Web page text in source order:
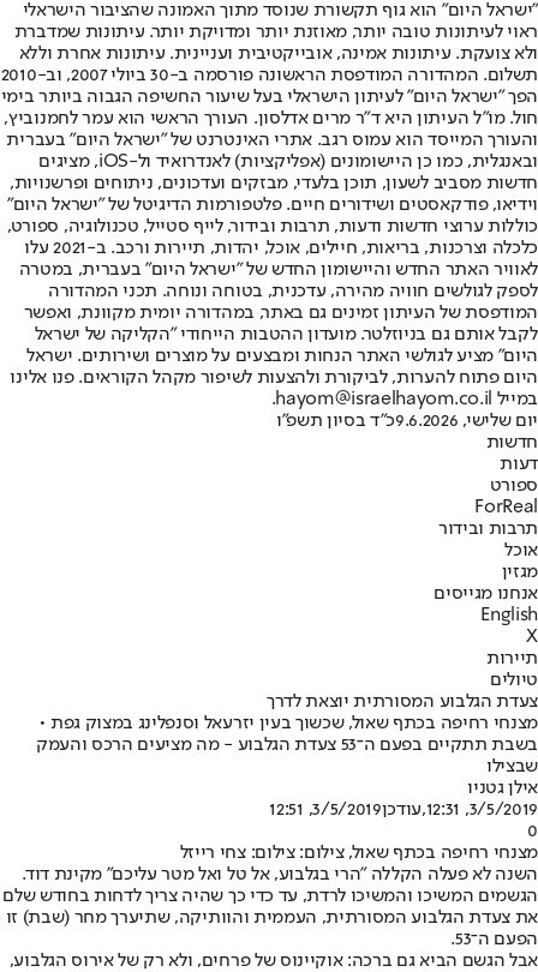
"ישראל היום" הוא גוף תקשורת שנוסד מתוך האמונה שהציבור הישראלי
ראוי לעיתונות טובה יותר, מאוזנת יותר ומדויקת יותר. עיתונות שמדברת
ולא צועקת. עיתונות אמינה, אובייקטיבית ועניינית. עיתונות אחרת וללא
תשלום. המהדורה המודפסת הראשונה פורסמה ב-30 ביולי 2007, וב-2010
הפך "ישראל היום" לעיתון הישראלי בעל שיעור החשיפה הגבוה ביותר בימי
חול. מו"ל העיתון היא ד"ר מרים אדלסון. העורך הראשי הוא עמר לחמנוביץ,
והעורך המייסד הוא עמוס רגב. אתרי האינטרנט של "ישראל היום" בעברית
ובאנגלית, כמו כן היישומונים (אפליקציות) לאנדרואיד ול-iOS, מציגים
חדשות מסביב לשעון, תוכן בלעדי, מבזקים ועדכונים, ניתוחים ופרשנויות,
וידיאו, פודקאסטים ושידורים חיים. פלטפורמות הדיגיטל של "ישראל היום"
כוללות ערוצי חדשות ודעות, תרבות ובידור, לייף סטייל, טכנולוגיה, ספורט,
כלכלה וצרכנות, בריאות, חיילים, אוכל, יהדות, תיירות ורכב. ב-2021 עלו
לאוויר האתר החדש והיישומון החדש של "ישראל היום" בעברית, במטרה
לספק לגולשים חוויה מהירה, עדכנית, בטוחה ונוחה. תכני המהדורה
המודפסת של העיתון זמינים גם באתר, במהדורה יומית מקוונת, ואפשר
לקבל אותם גם בניוזלטר. מועדון ההטבות הייחודי "הקליקה של ישראל
היום" מציע לגולשי האתר הנחות ומבצעים על מוצרים ושירותים. ישראל
היום פתוח להערות, לביקורת ולהצעות לשיפור מקהל הקוראים. פנו אלינו
במייל hayom@israelhayom.co.il.
יום שלישי, 9.6.2026
כ"ד בסיון תשפ"ו
חדשות
דעות
ספורט
ForReal
תרבות ובידור
אוכל
מגזין
אנחנו מגייסים
English
X
תיירות
טיולים
צעדת הגלבוע המסורתית יוצאת לדרך
מצנחי רחיפה בכתף שאול, שכשוך בעין יזרעאל וסנפלינג במצוק גפת •
בשבת תתקיים בפעם ה־53 צעדת הגלבוע - מה מציעים הרכס והעמק
שבצילו
אילן גטניו
3/5/2019, 12:31
,עודכן3/5/2019, 12:51
0
מצנחי רחיפה בכתף שאול, צילום: צילום: צחי רייזל
השנה לא פעלה הקללה "הרי בגלבוע, אל טל ואל מטר עליכם" מקינת דוד.
הגשמים המשיכו והמשיכו לרדת, עד כדי כך שהיה צריך לדחות בחודש שלם
את צעדת הגלבוע המסורתית, העממית והוותיקה, שתיערך מחר (שבת) זו
הפעם ה־53.
אבל הגשם הביא גם ברכה: אוקיינוס של פרחים, ולא רק של אירוס הגלבוע,